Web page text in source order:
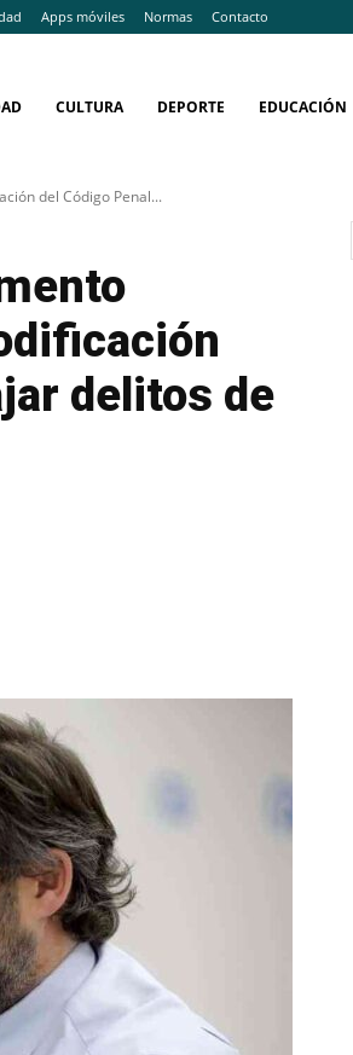
Apps móviles Normas Contacto
CULTURA DEPORTE EDUCACIÓN
del Código Penal...
delitos de